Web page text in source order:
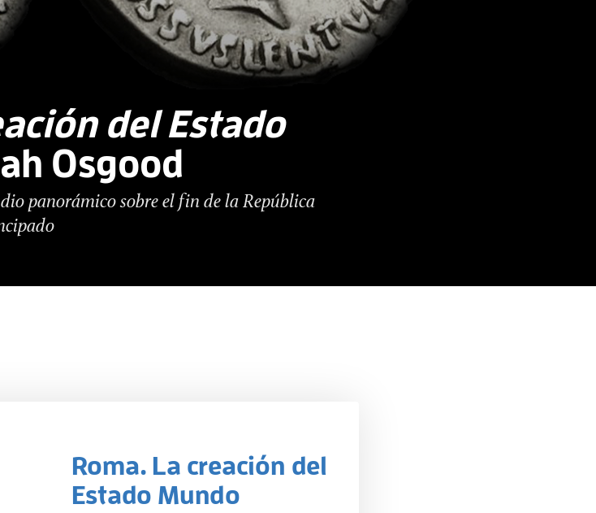
del Estado
Osgood
panorámico sobre el fin de la República
Roma. La creación del
Estado Mundo